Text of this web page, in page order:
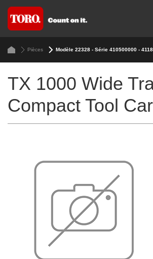
Pièces Modèle 22328 - Série 410500000 -
TX 1000 Wide
Compact Tool